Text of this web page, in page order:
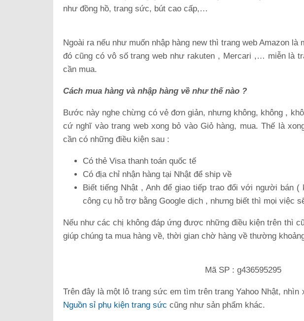
như đồng hồ, trang sức, bút cao cấp,…
Ngoài ra nếu như muốn nhập hàng new thì trang web Amazon là
đó cũng có vô số trang web như rakuten , Mercari ,… miễn là
cần mua.
Cách mua hàng và nhập hàng về như thế nào ?
Bước này nghe chừng có vẻ đơn giản, nhưng không, không ,
cứ nghĩ vào trang web xong bỏ vào Giỏ hàng, mua. Thế là
cần có những điều kiện sau :
Có thẻ Visa thanh toán quốc tế
Có địa chỉ nhận hàng tại Nhật để ship về
Biết tiếng Nhật , Anh để giao tiếp trao đổi với người bán
công cụ hỗ trợ bằng Google dịch , nhưng biết thì mọi việc
Nếu như các chị không đáp ứng được những điều kiện trên thì
giúp chúng ta mua hàng về, thời gian chờ hàng về thường
Mã SP : g436595295
Trên đây là một lô trang sức em tìm trên trang Yahoo Nhật,
Nguồn sỉ phụ kiện trang sức cũng như sản phẩm khác.